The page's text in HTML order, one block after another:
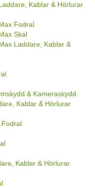
Kablar & Hörlurar
Fodral
Skal
Laddare, Kablar &
& Kameraskydd
Kablar & Hörlurar
Fodral
Kablar & Hörlurar